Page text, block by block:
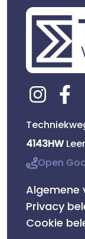
4143HW
Open
Algemene
Privacy
Cookie